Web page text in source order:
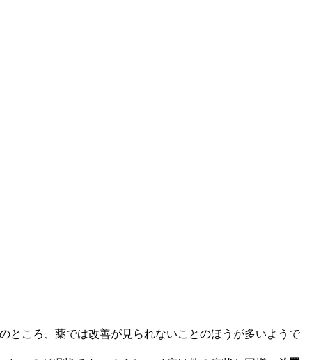
ところ、薬では改善が見られないことのほうが多いようで